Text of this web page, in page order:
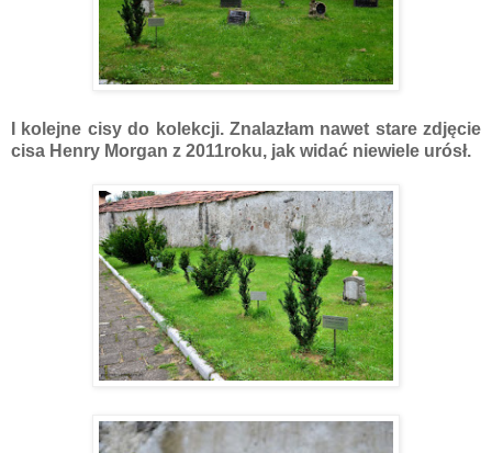
I kolejne cisy do kolekcji. Znalazłam nawet stare zdjęcie
cisa Henry Morgan z 2011roku, jak widać niewiele urósł.